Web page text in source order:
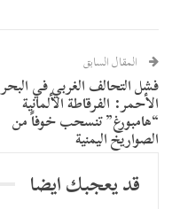
المقال السابق
فشل التحالف الغربي في البحر
الأحمر: الفرقاطة الألمانية
“هامبورغ” تنسحب خوفاً من
الصواريخ اليمنية
قد يعجبك ايضا